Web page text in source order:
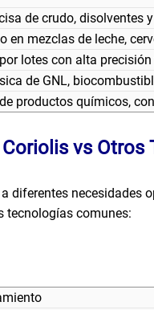
de crudo, disolventes
en mezclas de leche,
lotes con alta
de GNL,
productos químicos,
vs Otros
diferentes necesidades
tecnologías comunes: